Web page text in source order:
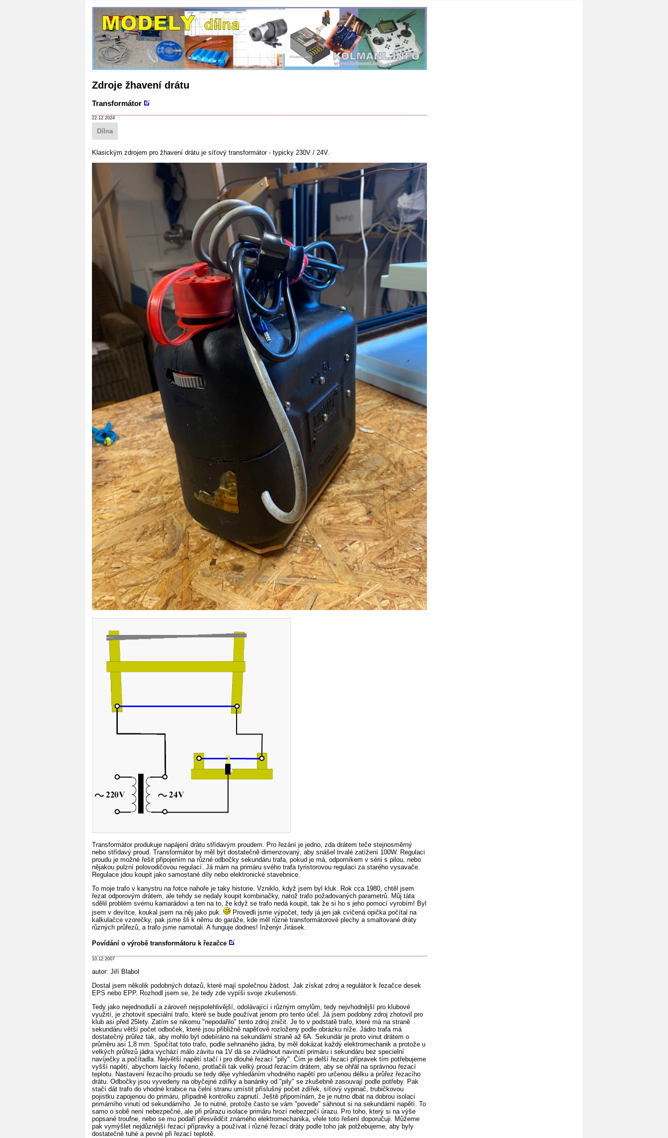
Zdroje žhavení drátu
Transformátor
22.12.2024
Dílna
Klasickým zdrojem pro žhavení drátu je síťový transformátor - typicky 230V / 24V.
Transformátor produkuje napájení drátu střídavým proudem. Pro řezání je jedno, zda drátem teče stejnosměrný
nebo střídavý proud. Transformátor by měl být dostatečně dimenzovaný, aby snášel trvalé zatížení 100W. Regulaci
proudu je možné řešit připojením na různé odbočky sekundáru trafa, pokud je má, odporníkem v sérii s pilou, nebo
nějakou pulzní polovodičovou regulací. Já mám na primáru svého trafa tyristorovou regulaci za starého vysavače.
Regulace jdou koupit jako samostané díly nebo elektronické stavebnice.
To moje trafo v kanystru na fotce nahoře je taky historie. Vzniklo, když jsem byl kluk. Rok cca 1980, chtěl jsem
řezat odporovým drátem, ale tehdy se nedaly koupit kombinačky, natož trafo požadovaných parametrů. Můj táta
sdělil problém svému kamarádovi a ten na to, že když se trafo nedá koupit, tak že si ho s jeho pomocí vyrobím! Byl
jsem v devítce, koukal jsem na něj jako puk.
Provedli jsme výpočet, tedy já jen jak cvičená opička počítal na
kalkulačce vzorečky, pak jsme šli k němu do garáže, kde měl různé transformátorové plechy a smaltované dráty
různých průřezů, a trafo jsme namotali. A funguje dodnes! Inženýr Jirásek.
Povídání o výrobě transformátoru k řezačce
10.12.2007
autor: Jiří Blabol
Dostal jsem několik podobných dotazů, které mají společnou žádost. Jak získat zdroj a regulátor k řezačce desek
EPS nebo EPP. Rozhodl jsem se, že tedy zde vypíši svoje zkušenosti.
Tedy jako nejednoduší a zároveň nejspolehlivější, odolávající i různým omylům, tedy nejvhodnější pro klubové
využití, je zhotovit speciální trafo, které se bude používat jenom pro tento účel. Já jsem podobný zdroj zhotovil pro
klub asi před 25lety. Zatím se nikomu "nepodařilo" tento zdroj zničit. Je to v podstatě trafo, které má na straně
sekundáru větší počet odboček, které jsou přibližně napěťově rozloženy podle obrázku níže. Jádro trafa má
dostatečný průřez tak, aby mohlo být odebíráno na sekundární straně až 6A. Sekundár je proto vinut drátem o
průměru asi 1,8 mm. Spočítat toto trafo, podle sehnaného jádra, by měl dokázat každý elektromechanik a protože u
velkých průřezů jádra vychází málo závitu na 1V dá se zvládnout navinutí primáru i sekundáru bez specielní
navíječky a počítadla. Největší napětí stačí i pro dlouhé řezací "pily". Čím je delší řezací přípravek tím potřebujeme
vyšší napětí, abychom laicky řečeno, protlačili tak velký proud řezacím drátem, aby se ohřál na správnou řezací
teplotu. Nastavení řezacího proudu se tedy děje vyhledáním vhodného napětí pro určenou délku a průřez řezacího
drátu. Odbočky jsou vyvedeny na obyčejné zdířky a banánky od "pily" se zkušebně zasouvají podle potřeby. Pak
stačí dát trafo do vhodné krabice na čelní stranu umístit příslušný počet zdířek, síťový vypinač, trubičkovou
pojistku zapojenou do primáru, případně kontrolku zapnutí. Ještě připomínám, že je nutno dbát na dobrou isolaci
primárního vinutí od sekundárního. Je to nutné, protože často se vám "povede" sáhnout si na sekundární napětí. To
samo o sobě není nebezpečné, ale při průrazu isolace primáru hrozí nebezpečí úrazu. Pro toho, který si na výše
popsané troufne, nebo se mu podaří přesvědčit známého elektromechanika, vřele toto řešení doporučuji. Můžeme
pak vymýšlet nejdůznější řezací přípravky a používat i různé řezací dráty podle toho jak potžebujeme, aby byly
dostatečně tuhé a pevné při řezací teplotě.